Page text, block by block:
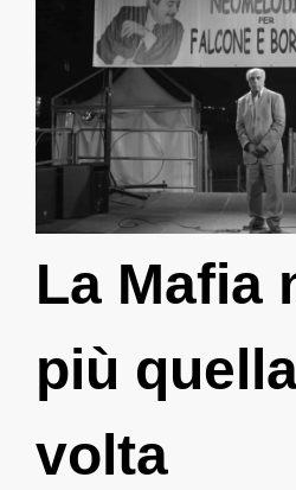
La Mafia
più
volta